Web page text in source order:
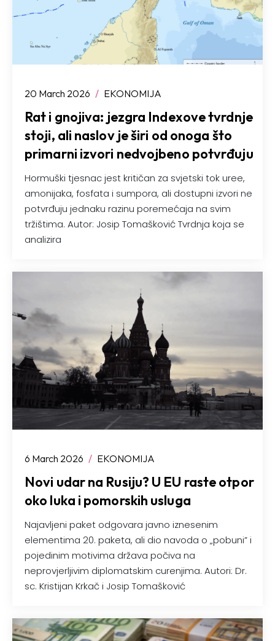
20 March 2026 / EKONOMIJA
Rat i gnojiva: jezgra Indexove tvrdnje
stoji, ali naslov je širi od onoga što
primarni izvori nedvojbeno potvrđuju
Hormuški tjesnac jest kritičan za svjetski tok uree,
amonijaka, fosfata i sumpora, ali dostupni izvori ne
potvrđuju jednaku razinu poremećaja na svim
tržištima. Autor: Josip Tomašković Tvrdnja koja se
analizira
6 March 2026 / EKONOMIJA
Novi udar na Rusiju? U EU raste otpor
oko luka i pomorskih usluga
Najavljeni paket odgovara javno iznesenim
elementima 20. paketa, ali dio navoda o „pobuni” i
pojedinim motivima država počiva na
neprovjerljivim diplomatskim curenjima. Autori: Dr.
sc. Kristijan Krkač i Josip Tomašković